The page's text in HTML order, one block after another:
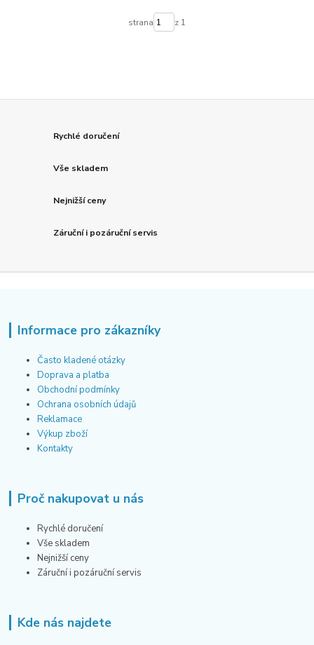
strana z 1
Rychlé doručení
Vše skladem
Nejnižší ceny
Záruční i pozáruční servis
Informace pro zákazníky
Často kladené otázky
Doprava a platba
Obchodní podmínky
Ochrana osobních údajů
Reklamace
Výkup zboží
Kontakty
Proč nakupovat u nás
Rychlé doručení
Vše skladem
Nejnižší ceny
Záruční i pozáruční servis
Kde nás najdete